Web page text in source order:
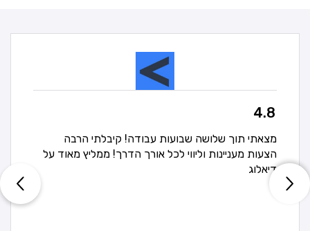
4.8
מצאתי תוך שלושה שבועות עבודה! קיבלתי הרבה
הצעות מעניינות וליווי לכל אורך הדרך! ממליץ מאוד על
דיאלוג